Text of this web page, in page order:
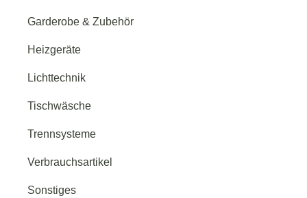
Garderobe & Zubehör
Heizgeräte
Lichttechnik
Tischwäsche
Trennsysteme
Verbrauchsartikel
Sonstiges